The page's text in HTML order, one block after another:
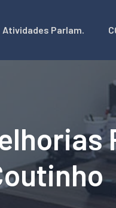
Atividades Parlam.